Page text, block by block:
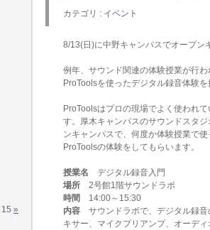
カテゴリ : イベント
8/13(日)に中野キャンパスでオープン
例年、サウンド関連の体験授業が行
ProToolsを使ったデジタル録音体験
ProToolsはプロの現場でよく使われ
す。厚木キャンパスのサウンドスタ
ンキャンパスで、何度か体験授業で
ProToolsの体験をしてもらいます。
授業名 デジタル録音入門
場所 2号館1階サウンドラボ
時間 14:00～15:30
内容 サウンドラボで、デジタル録音
キサー、マイクプリアンプ、オーデ
15 »